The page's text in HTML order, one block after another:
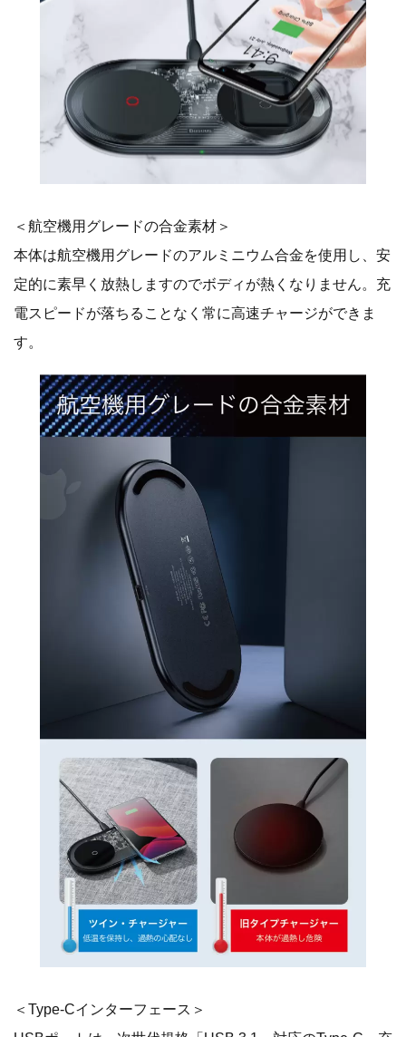
＜航空機用グレードの合金素材＞
本体は航空機用グレードのアルミニウム合金を使用し、安
定的に素早く放熱しますのでボディが熱くなりません。充
電スピードが落ちることなく常に高速チャージができま
す。
＜Type-Cインターフェース＞